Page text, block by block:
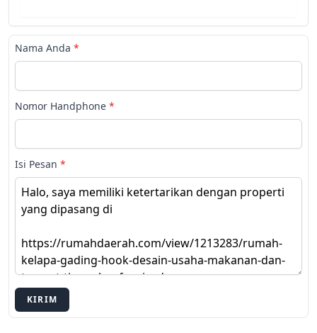
Nama Anda *
Nomor Handphone *
Isi Pesan *
KIRIM